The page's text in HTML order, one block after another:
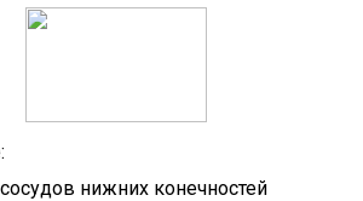
нижних конечностей